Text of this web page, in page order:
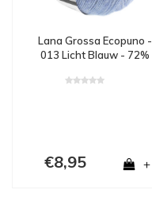
Lana Grossa Ecopuno -
013 Licht Blauw - 72%
en 11% alpaca - Blauw
€8,95 +